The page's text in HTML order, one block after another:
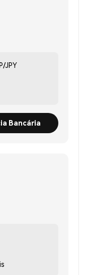
JPY
Bancária